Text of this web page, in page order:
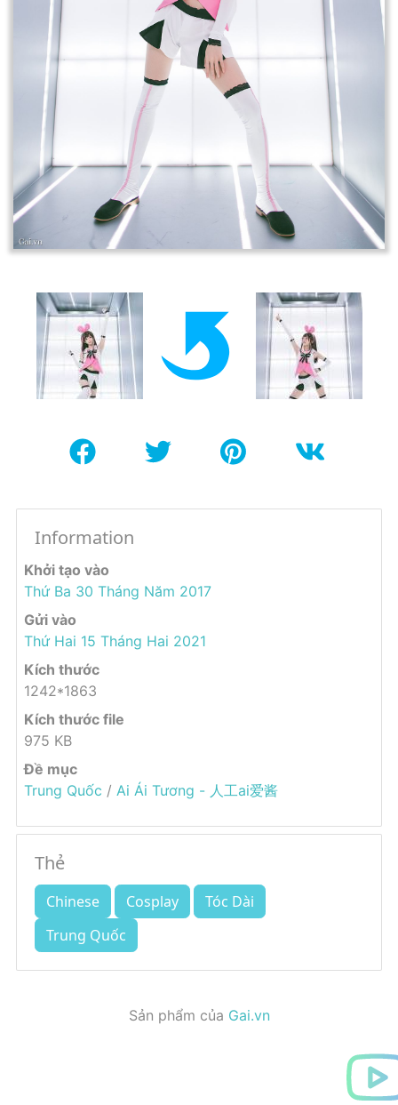
Information
Khởi tạo vào
Thứ Ba 30 Tháng Năm 2017
Gửi vào
Thứ Hai 15 Tháng Hai 2021
Kích thước
1242*1863
Kích thước file
975 KB
Đề mục
Trung Quốc / Ai Ái Tương - 人工ai爱酱
Thẻ
Chinese Cosplay
Tóc Dài
Trung Quốc
Sản phẩm của Gai.vn